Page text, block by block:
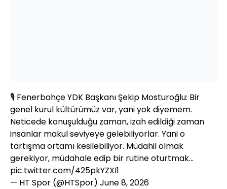
🎙️ Fenerbahçe YDK Başkanı Şekip Mosturoğlu: Bir
genel kurul kültürümüz var, yani yok diyemem.
Neticede konuşulduğu zaman, izah edildiği zaman
insanlar makul seviyeye gelebiliyorlar. Yani o
tartışma ortamı kesilebiliyor. Müdahil olmak
gerekiyor, müdahale edip bir rutine oturtmak…
pic.twitter.com/425pkYZXI1
— HT Spor (@HTSpor) June 8, 2026